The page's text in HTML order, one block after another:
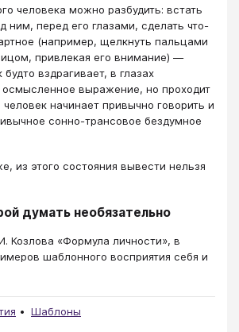
человека можно разбудить: встать
ним, перед его глазами, сделать что-
(например, щелкнуть пальцами
привлекая его внимание) ―
будто вздрагивает, в глазах
осмысленное выражение, но проходит
человек начинает привычно говорить и
сонно-трансовое бездумное
из этого состояния вывести нельзя
думать необязательно
Козлова «Формула личности», в
шаблонного восприятия себя и
Шаблоны